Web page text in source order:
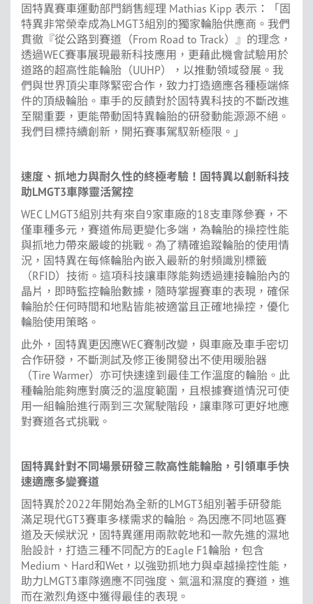
固特異賽車運動部門銷售經理 Mathias Kipp 表示：「固
特異非常榮幸成為LMGT3組別的獨家輪胎供應商。我們
貫徹『從公路到賽道（From Road to Track）』的理念，
透過WEC賽事展現最新科技應用，更藉此機會試驗用於
道路的超高性能輪胎（UUHP），以推動領域發展。我
們與世界頂尖車隊緊密合作，致力打造適應各種極端條
件的頂級輪胎。車手的反饋對於固特異科技的不斷改進
至關重要，更能帶動固特異輪胎的研發動能源源不絕。
我們目標持續創新，開拓賽事駕馭新極限。」
速度、抓地力與耐久性的終極考驗！固特異以創新科技
助LMGT3車隊靈活駕控
WEC LMGT3組別共有來自9家車廠的18支車隊參賽，不
僅車種多元，賽道佈局更變化多端，為輪胎的操控性能
與抓地力帶來嚴峻的挑戰。為了精確追蹤輪胎的使用情
況，固特異在每條輪胎內嵌入最新的射頻識別標籤
（RFID）技術。這項科技讓車隊能夠透過連接輪胎內的
晶片，即時監控輪胎數據，隨時掌握賽車的表現，確保
輪胎於任何時間和地點皆能被適當且正確地操控，優化
輪胎使用策略。
此外，固特異更因應WEC賽制改變，與車廠及車手密切
合作研發，不斷測試及修正後開發出不使用暖胎器
（Tire Warmer）亦可快速達到最佳工作溫度的輪胎。此
種輪胎能夠應對廣泛的溫度範圍，且根據賽道情況可使
用一組輪胎進行兩到三次駕駛階段，讓車隊可更好地應
對賽道各式挑戰。
固特異針對不同場景研發三款高性能輪胎，引領車手快
速適應多變賽道
固特異於2022年開始為全新的LMGT3組別著手研發能
滿足現代GT3賽車多樣需求的輪胎。為因應不同地區賽
道及天候狀況，固特異運用兩款乾地和一款先進的濕地
胎設計，打造三種不同配方的Eagle F1輪胎，包含
Medium、Hard和Wet，以強勁抓地力與卓越操控性能，
助力LMGT3車隊適應不同強度、氣溫和濕度的賽道，進
而在激烈角逐中獲得最佳的表現。